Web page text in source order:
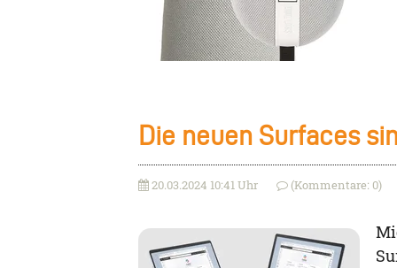
Die neuen Surfaces
20.03.2024 10:41 Uhr (Kommentare: 0)